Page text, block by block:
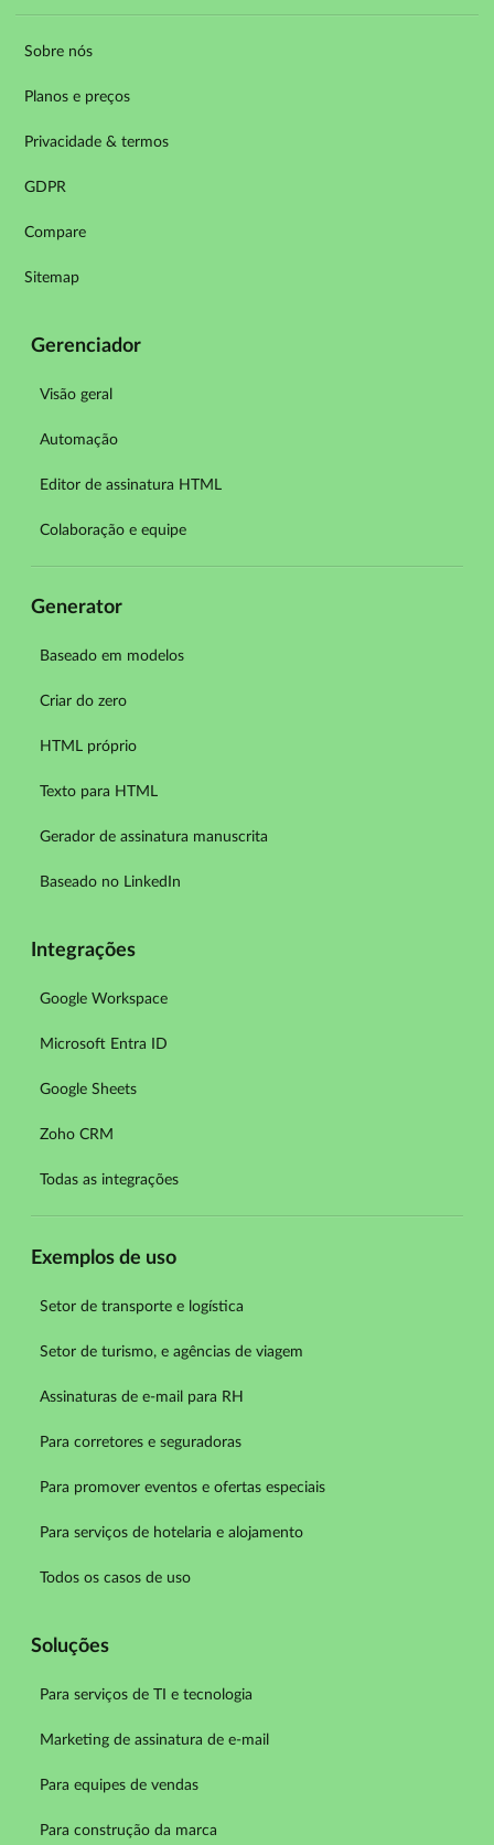
Sobre nós
Planos e preços
Privacidade & termos
GDPR
Compare
Sitemap
Gerenciador
Visão geral
Automação
Editor de assinatura HTML
Colaboração e equipe
Generator
Baseado em modelos
Criar do zero
HTML próprio
Texto para HTML
Gerador de assinatura manuscrita
Baseado no LinkedIn
Integrações
Google Workspace
Microsoft Entra ID
Google Sheets
Zoho CRM
Todas as integrações
Exemplos de uso
Setor de transporte e logística
Setor de turismo, e agências de viagem
Assinaturas de e-mail para RH
Para corretores e seguradoras
Para promover eventos e ofertas especiais
Para serviços de hotelaria e alojamento
Todos os casos de uso
Soluções
Para serviços de TI e tecnologia
Marketing de assinatura de e-mail
Para equipes de vendas
Para construção da marca